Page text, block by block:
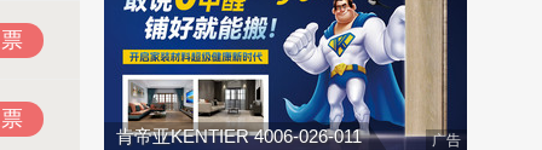
肯帝亚KENTIER 4006-026-011 广告